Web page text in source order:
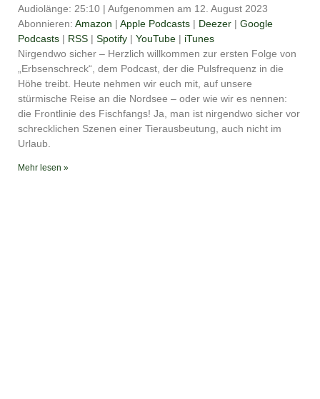
Amazon Apple Podcasts
Deezer Google Podcasts
RSS Spotify
YouTube iTunes
RSS FEED
TEILEN
LINK
EMBED
Audiolänge: 25:10 | Aufgenommen am 12. August 2023
Abonnieren: Amazon | Apple Podcasts | Deezer | Google
Podcasts | RSS | Spotify | YouTube | iTunes
Nirgendwo sicher – Herzlich willkommen zur ersten Folge von
„Erbsenschreck“, dem Podcast, der die Pulsfrequenz in die
Höhe treibt. Heute nehmen wir euch mit, auf unsere
stürmische Reise an die Nordsee – oder wie wir es nennen:
die Frontlinie des Fischfangs! Ja, man ist nirgendwo sicher vor
schrecklichen Szenen einer Tierausbeutung, auch nicht im
Urlaub.
Mehr lesen »